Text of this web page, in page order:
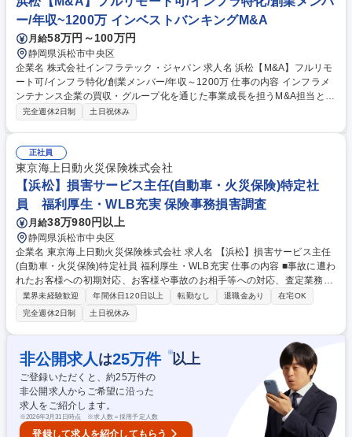
ー/年収~1200万 インベストバンキングM&A
月給58万円～100万円
静岡県浜松市中央区
企業名 株式会社インフラテック・ジャパン 求人名 浜松【M&A】フルリモ
ート可/インフラ特化/創業メンバー/年収～1200万 仕事の内容 インフラメ
ンテナンス企業の買収・グループ化を通じた事業成長を担うM&A担当とし
て、案件発掘（ソーシング）から実行、買収後のPMIまでお任せします。
ナジー仮説構築、初期評価■財務・ビジネス・法務・税務DDの取りまとめ
と対応■スキーム設計、LOI作成、価格・条件交渉■クロージング、関係者
への説明管理■PMI（買収後統合）の推進。財務・経営管理や業務支援担
当と連携し、グループとしてのシナジー最大化を図ります。【業務内容の
変更範囲】当社の指定する業務 募集職種 浜松【M&A】フルリモート可/イ
ンフラ特化/創業メンバー/年収～1200万
完全週休2日制 土日祝休み
正社員
東京海上日動火災保険株式会社
【浜松】損害サービス主任(自動車・火災保険)特定社
員 福利厚生・WLB充実 保険事務損害調査
月給38万980円以上
静岡県浜松市中央区
企業名 東京海上日動火災保険株式会社 求人名 【浜松】損害サービス主任
(自動車・火災保険)特定社員 福利厚生・WLB充実 仕事の内容 ■事故に遭わ
れたお客様への初期対応、お客様や事故のお相手等への対応、査定業務、
保険金のお支払等を担当いただきます。事故対応を通じたサポートで、お
客様に安心をお届けするやりがいのあるお仕事です。 ・事故に遭われたお
客様への初期対応（事故状況や被害状況の確認やその後のアドバイス） ・
大学生等のための保険金の支払業務 ・（人身事故）事故でお怪我されたお
相手への初期対応（お怪我の状況等の確認）、治療状況のフォローや治療
期間中の治療費等のお支払 ・（物損事故）事故のお相手やお相手の保険会
社への初期対応（自動車等の損害状況や修理工場の確認等）修理工場への
損害確認に関する打合せ等 募集職種 【浜松】損害サービス主任(自動車・
火災保険)特定社員 福利厚生・WLB充実
業界未経験歓迎 年間休日120日以上 転勤なし 退職金あり
在宅OK
完全週休2日制
土日祝休み
非公開求人 は25万件 ※以上
ご登録いただくと、約25万件の
非公開求人からご希望に沿った
求人をご紹介します。
※2026年3月31日時点 ※求人数＝採用予定人数
登録して求人を紹介してもらう